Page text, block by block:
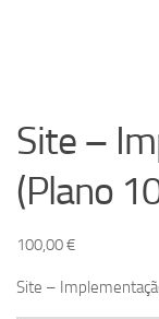
Site –
(Plano
100,00€
Site –